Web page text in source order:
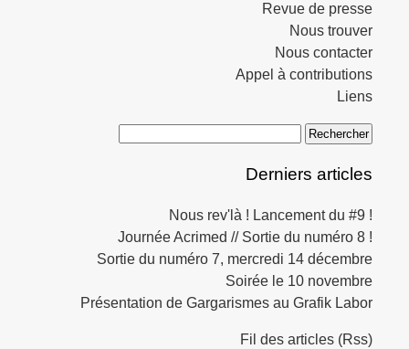
Revue de presse
Nous trouver
Nous contacter
Appel à contributions
Liens
Derniers articles
Nous rev'là ! Lancement du #9 !
Journée Acrimed // Sortie du numéro 8 !
Sortie du numéro 7, mercredi 14 décembre
Soirée le 10 novembre
Présentation de Gargarismes au Grafik Labor
Fil des articles (Rss)